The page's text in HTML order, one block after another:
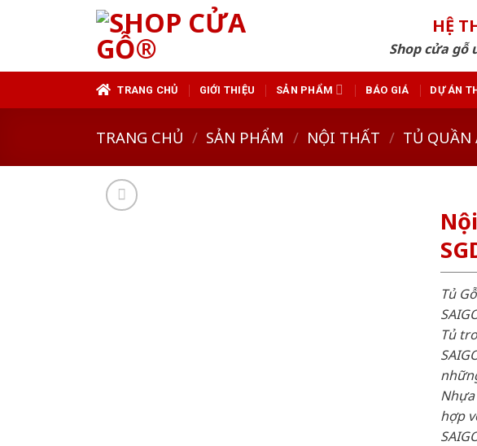
HỆ
Shop cửa gỗ
TRANG CHỦ GIỚI THIỆU SẢN PHẨM BÁO GIÁ DỰ ÁN
TRANG CHỦ / SẢN PHẨM / NỘI THẤT / TỦ QUẦN
Tủ
Tủ
hợp